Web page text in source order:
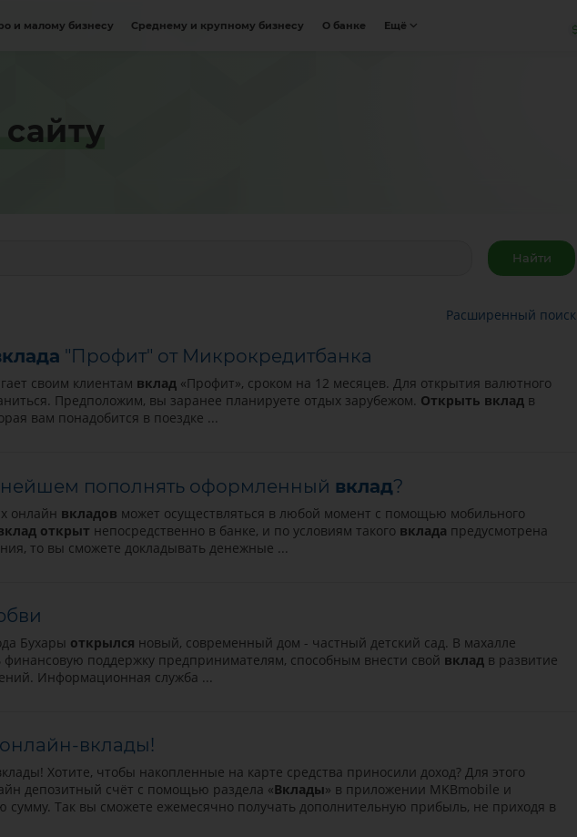
и малому бизнесу Среднему и крупному бизнесу О банке Ещё
Расширенный поиск
"Профит" от Микрокредитбанка
своим клиентам вклад«Профит», сроком на 12 месяцев. Для открытия валютного
Предположим, вы заранее планируете отдых зарубежом. Открыть вкладв
вам понадобится в поездке ...
пополнять оформленный вклад?
онлайн вкладов может осуществляться в любой момент с помощью мобильного
открыт непосредственно в банке, и по условиям такого вклада предусмотрена
то вы сможете докладывать денежные ...
Бухары открылся новый, современный дом - частный детский сад. В махалле
финансовую поддержку предпринимателям, способным внести свой вклад в развитие
Информационная служба ...
вклады!
Хотите, чтобы накопленные на карте средства приносили доход? Для этого
депозитный счёт с помощью раздела «Вклады» в приложении MKBmobile и
сумму. Так вы сможете ежемесячно получать дополнительную прибыль, не приходя в